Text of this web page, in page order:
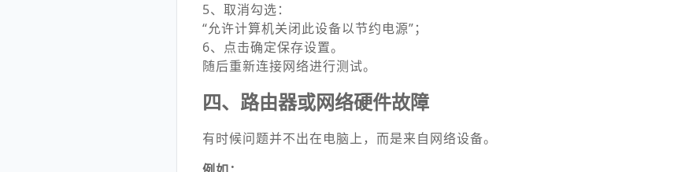
5、取消勾选：
“允许计算机关闭此设备以节约电源”；
6、点击确定保存设置。
随后重新连接网络进行测试。
四、路由器或网络硬件故障
有时候问题并不出在电脑上，而是来自网络设备。